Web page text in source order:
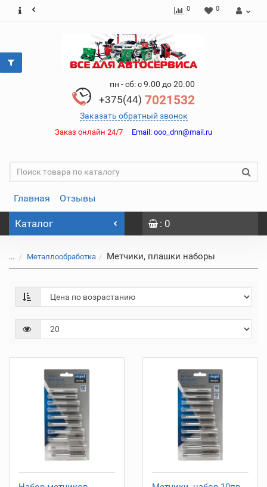
0 0
пн - сб: с 9.00 до 20.00
+375(44) 7021532
Заказать обратный звонок
Заказ онлайн 24/7 Email: ooo_dnn@mail.ru
Главная Отзывы
Каталог : 0
... Металлообработка Метчики, плашки наборы